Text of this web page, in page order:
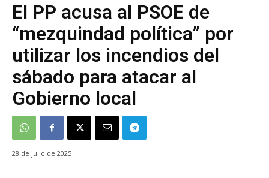
El PP acusa al PSOE de
“mezquindad política” por
utilizar los incendios del
sábado para atacar al
Gobierno local
28 de julio de 2025